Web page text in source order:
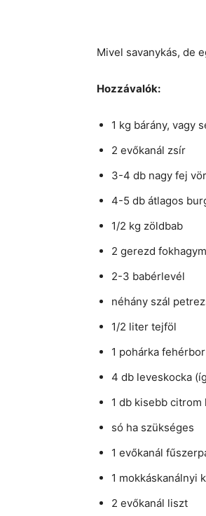
Mivel savanykás, de
Hozzávalók:
1 kg bárány, vagy
2 evőkanál zsír
3-4 db nagy fej
4-5 db átlagos
1/2 kg zöldbab
2 gerezd
2-3 babérlevél
néhány szál
1/2 liter tejföl
1 pohárka
4 db leveskocka
1 db kisebb citrom
só ha szükséges
1 evőkanál
1 mokkáskanálnyi
2 evőkanál liszt